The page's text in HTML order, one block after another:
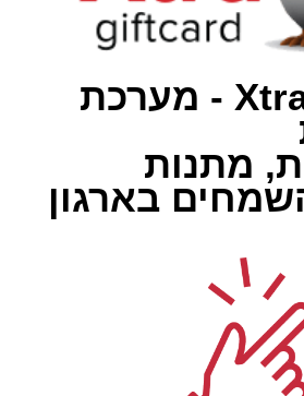
תכירו את Xtra - מערכת
מתנות
בארגון